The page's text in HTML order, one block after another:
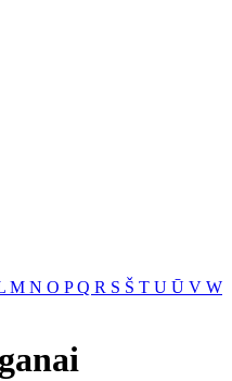
M N O PQ R S Š T U Ū V W